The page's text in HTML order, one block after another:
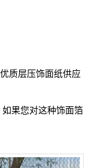
质层压饰面纸供应
果您对这种饰面箔